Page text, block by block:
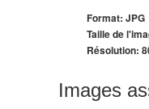
Format: JPG
Taille de
Résolution:
Images